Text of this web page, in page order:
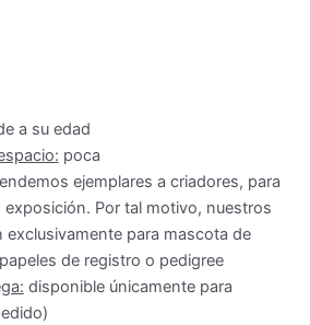
a su edad
poca
ejemplares a criadores, para
Por tal motivo, nuestros
exclusivamente para mascota de
de registro o pedigree
disponible únicamente para